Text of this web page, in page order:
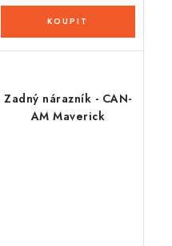
Zadný nárazník - CAN-
AM Maverick